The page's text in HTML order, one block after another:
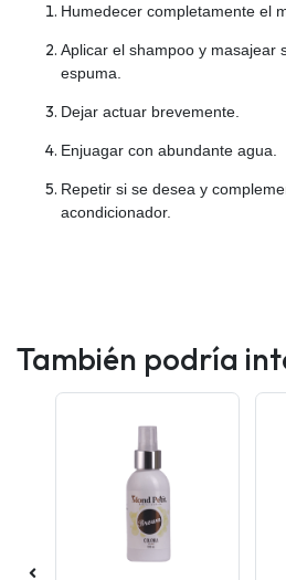
Humedecer completamente el
Aplicar el shampoo y masajear
espuma.
Dejar actuar brevemente.
Enjuagar con abundante agua.
Repetir si se desea y
acondicionador.
También podría